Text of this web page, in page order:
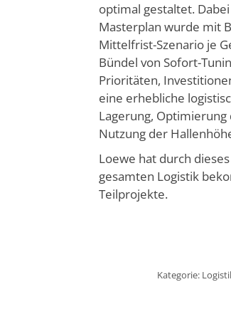
optimal gestaltet.
Masterplan wurde mit
Mittelfrist-Szenario je
Bündel von Sofort-
Prioritäten,
eine erhebliche
Lagerung,
Nutzung der
Loewe hat durch
gesamten Logistik
Teilprojekte.
Kategorie: